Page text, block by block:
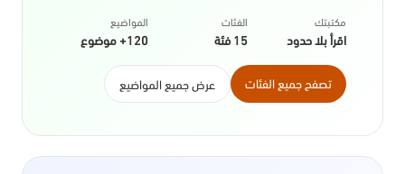
مكتبتك
اقرأ بلا حدود
الفئات
15 فئة
المواضيع
120+ موضوع
تصفح جميع الفئات عرض جميع المواضيع